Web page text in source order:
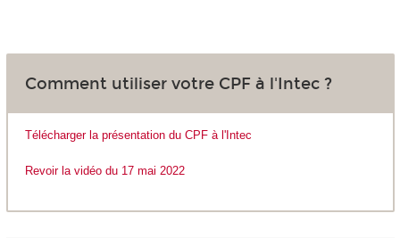
Comment utiliser votre CPF à l'Intec ?
Télécharger la présentation du CPF à l'Intec
Revoir la vidéo du 17 mai 2022